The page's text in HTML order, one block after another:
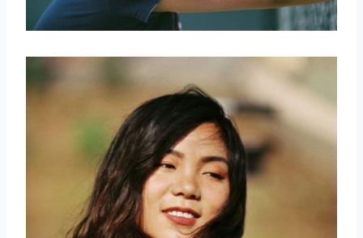
取消 搜索